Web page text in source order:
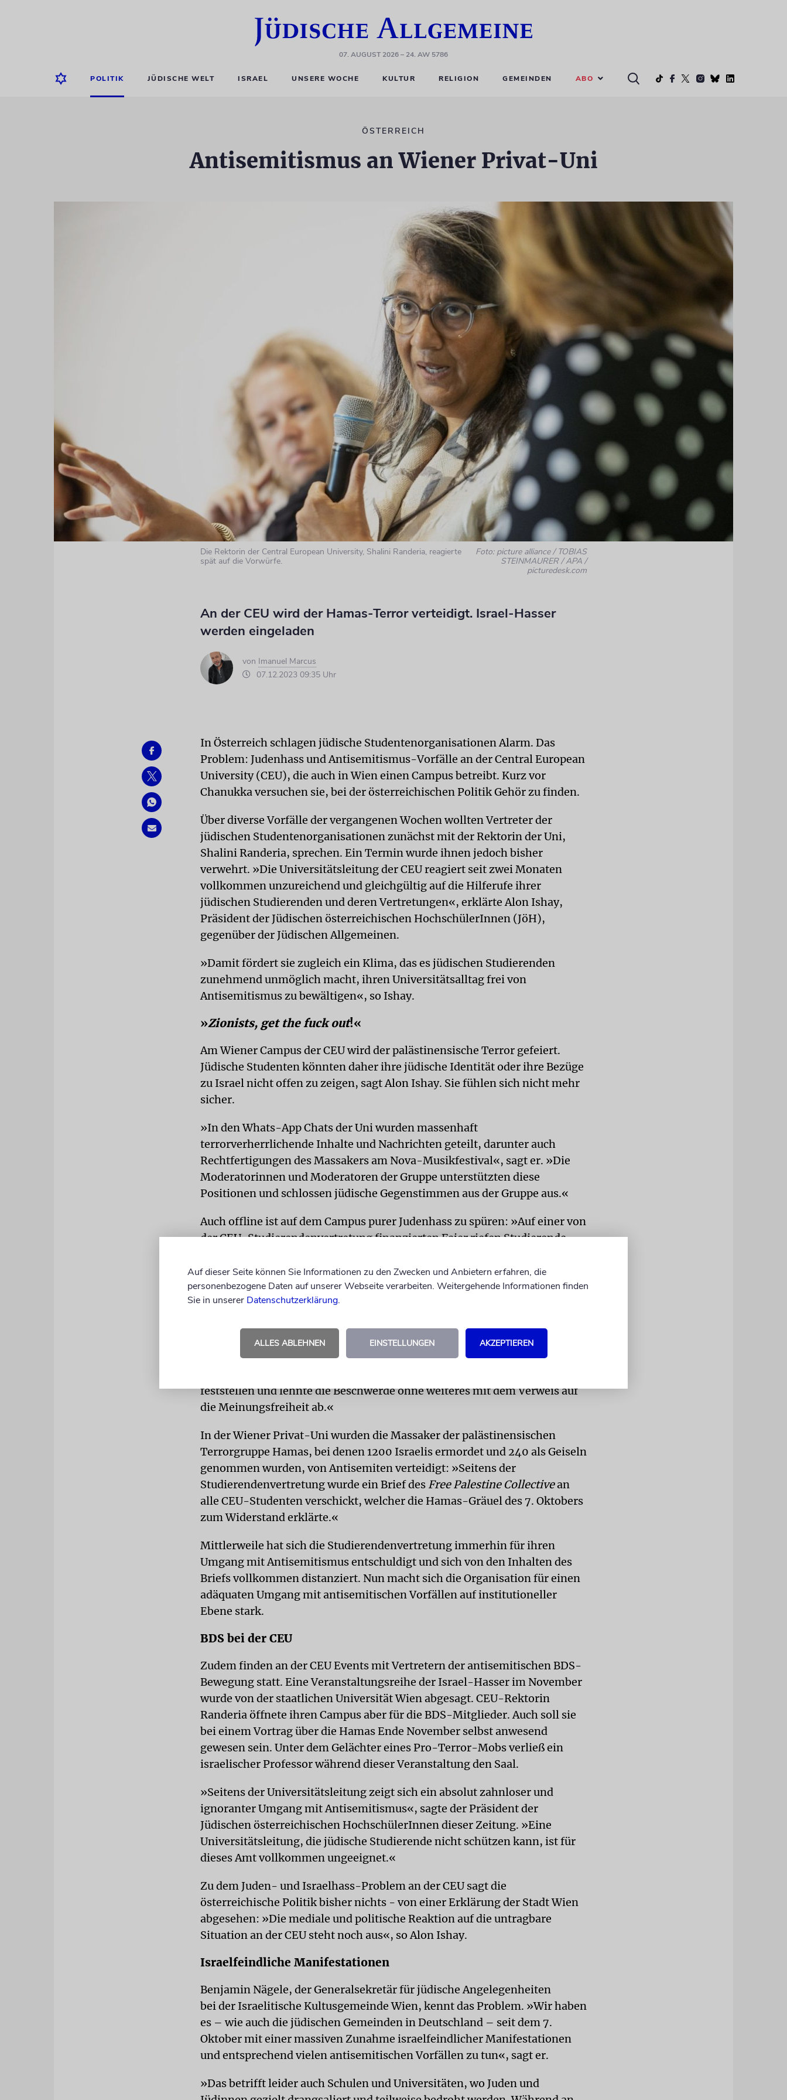
07. AUGUST 2026– 24. AW 5786
POLITIK JÜDISCHE WELT ISRAEL UNSERE WOCHE KULTUR RELIGION GEMEINDEN ABO
ÖSTERREICH
Antisemitismus an Wiener Privat-Uni
Die Rektorin der Central European University, Shalini Randeria, reagierte
spät auf die Vorwürfe.
Foto: picture alliance / TOBIAS
STEINMAURER / APA /
picturedesk.com
An der CEU wird der Hamas-Terror verteidigt. Israel-Hasser
werden eingeladen
von Imanuel Marcus
07.12.2023 09:35 Uhr
In Österreich schlagen jüdische Studentenorganisationen Alarm. Das
Problem: Judenhass und Antisemitismus-Vorfälle an der Central European
University (CEU), die auch in Wien einen Campus betreibt. Kurz vor
Chanukka versuchen sie, bei der österreichischen Politik Gehör zu finden.
Über diverse Vorfälle der vergangenen Wochen wollten Vertreter der
jüdischen Studentenorganisationen zunächst mit der Rektorin der Uni,
Shalini Randeria, sprechen. Ein Termin wurde ihnen jedoch bisher
verwehrt. »Die Universitätsleitung der CEU reagiert seit zwei Monaten
vollkommen unzureichend und gleichgültig auf die Hilferufe ihrer
jüdischen Studierenden und deren Vertretungen«, erklärte Alon Ishay,
Präsident der Jüdischen österreichischen HochschülerInnen (JöH),
gegenüber der Jüdischen Allgemeinen.
»Damit fördert sie zugleich ein Klima, das es jüdischen Studierenden
zunehmend unmöglich macht, ihren Universitätsalltag frei von
Antisemitismus zu bewältigen«, so Ishay.
»Zionists, get the fuck out!«
Am Wiener Campus der CEU wird der palästinensische Terror gefeiert.
Jüdische Studenten könnten daher ihre jüdische Identität oder ihre Bezüge
zu Israel nicht offen zu zeigen, sagt Alon Ishay. Sie fühlen sich nicht mehr
sicher.
»In den Whats-App Chats der Uni wurden massenhaft
terrorverherrlichende Inhalte und Nachrichten geteilt, darunter auch
Rechtfertigungen des Massakers am Nova-Musikfestival«, sagt er. »Die
Moderatorinnen und Moderatoren der Gruppe unterstützten diese
Positionen und schlossen jüdische Gegenstimmen aus der Gruppe aus.«
Auch offline ist auf dem Campus purer Judenhass zu spüren: »Auf einer von
der CEU-Studierendenvertretung finanzierten Feier riefen Studierende
Davidstern-Kette bloß«, erinnert sich Ishay.
Beschwerde abgelehnt
Ihm zufolge reichten jüdische CEU-Studenten aufgrund der zahlreichen
antisemitischen Vorfälle einen Beschwerdebrief beim Disziplinarkomitee
der Universität ein, das für Antidiskriminierung zuständig ist. »Das
feststellen und lehnte die Beschwerde ohne weiteres mit dem Verweis auf
die Meinungsfreiheit ab.«
In der Wiener Privat-Uni wurden die Massaker der palästinensischen
Terrorgruppe Hamas, bei denen 1200 Israelis ermordet und 240 als Geiseln
genommen wurden, von Antisemiten verteidigt: »Seitens der
Studierendenvertretung wurde ein Brief des Free Palestine Collectivean
alle CEU-Studenten verschickt, welcher die Hamas-Gräuel des 7. Oktobers
zum Widerstand erklärte.«
Mittlerweile hat sich die Studierendenvertretung immerhin für ihren
Umgang mit Antisemitismus entschuldigt und sich von den Inhalten des
Briefs vollkommen distanziert. Nun macht sich die Organisation für einen
adäquaten Umgang mit antisemitischen Vorfällen auf institutioneller
Ebene stark.
BDS bei der CEU
Zudem finden an der CEU Events mit Vertretern der antisemitischen BDS-
Bewegung statt. Eine Veranstaltungsreihe der Israel-Hasser im November
wurde von der staatlichen Universität Wien abgesagt. CEU-Rektorin
Randeria öffnete ihren Campus aber für die BDS-Mitglieder. Auch soll sie
bei einem Vortrag über die Hamas Ende November selbst anwesend
gewesen sein. Unter dem Gelächter eines Pro-Terror-Mobs verließ ein
israelischer Professor während dieser Veranstaltung den Saal.
»Seitens der Universitätsleitung zeigt sich ein absolut zahnloser und
ignoranter Umgang mit Antisemitismus«, sagte der Präsident der
Jüdischen österreichischen HochschülerInnen dieser Zeitung. »Eine
Universitätsleitung, die jüdische Studierende nicht schützen kann, ist für
dieses Amt vollkommen ungeeignet.«
Zu dem Juden- und Israelhass-Problem an der CEU sagt die
österreichische Politik bisher nichts - von einer Erklärung der Stadt Wien
abgesehen: »Die mediale und politische Reaktion auf die untragbare
Situation an der CEU steht noch aus«, so Alon Ishay.
Israelfeindliche Manifestationen
Benjamin Nägele, der Generalsekretär für jüdische Angelegenheiten
bei der Israelitische Kultusgemeinde Wien, kennt das Problem. »Wir haben
es – wie auch die jüdischen Gemeinden in Deutschland – seit dem 7.
Oktober mit einer massiven Zunahme israelfeindlicher Manifestationen
und entsprechend vielen antisemitischen Vorfällen zu tun«, sagt er.
»Das betrifft leider auch Schulen und Universitäten, wo Juden und
Auf dieser Seite können Sie Informationen zu den Zwecken und Anbietern erfahren, die
personenbezogene Daten auf unserer Webseite verarbeiten. Weitergehende Informationen finden
Sie in unserer Datenschutzerklärung.
ALLES ABLEHNEN EINSTELLUNGEN AKZEPTIEREN